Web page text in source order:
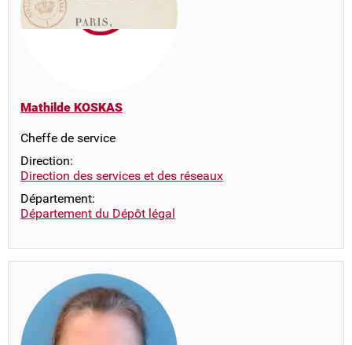
Mathilde KOSKAS
Cheffe de service
Direction:
Direction des services et des réseaux
Département:
Département du Dépôt légal